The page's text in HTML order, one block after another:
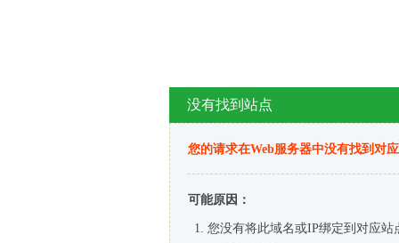
没有找到站点
您的请求在Web服务器中没有找到对
可能原因：
您没有将此域名或IP绑定到对应站